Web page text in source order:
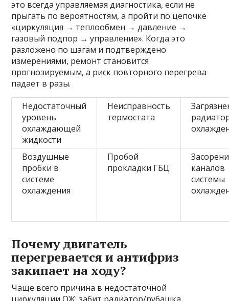
это всегда управляемая диагностика, если не
прыгать по вероятностям, а пройти по цепочке
«циркуляция → теплообмен → давление →
газовый подпор → управление». Когда это
разложено по шагам и подтверждено
измерениями, ремонт становится
прогнозируемым, а риск повторного перегрева
падает в разы.
Недостаточный
уровень
охлаждающей
жидкости
Неисправность
термостата
Воздушные
пробки в
системе
охлаждения
Пробой
прокладки ГБЦ
каналов
системы
Почему двигатель
перегревается и антифриз
закипает на ходу?
Чаще всего причина в недостаточной